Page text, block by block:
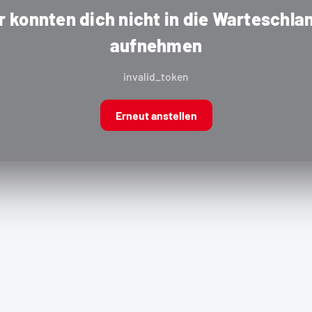
konnten dich nicht in die
aufnehmen
invalid_token
Erneut anstellen